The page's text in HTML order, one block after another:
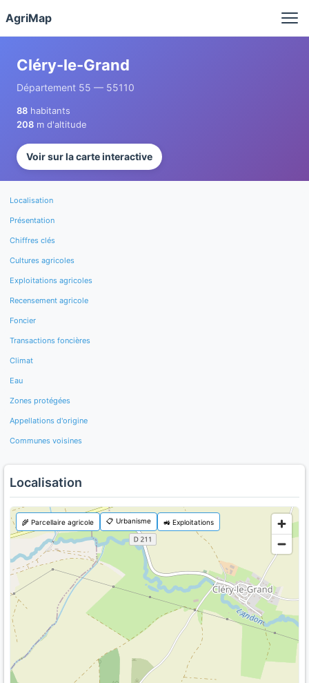
AgriMap
Cléry-le-Grand
Département 55 — 55110
88 habitants
208 m d'altitude
Voir sur la carte interactive
Localisation
Présentation
Chiffres clés
Cultures agricoles
Exploitations agricoles
Recensement agricole
Foncier
Transactions foncières
Climat
Eau
Zones protégées
Appellations d'origine
Communes voisines
Localisation
🌾 Parcellaire agricole 📋 Urbanisme 🚜 Exploitations